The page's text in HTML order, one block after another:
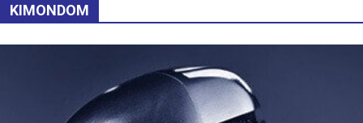
KIMONDOM